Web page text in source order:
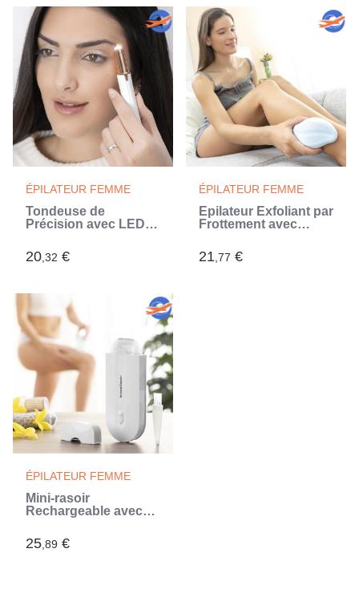
ÉPILATEUR FEMME
Tondeuse de
Précision avec LED
InnovaGoods
20,32 €
ÉPILATEUR FEMME
Épilateur Exfoliant par
Frottement avec
InnovaGoods
21,77 €
ÉPILATEUR FEMME
Mini-rasoir
Rechargeable avec
InnovaGoods
25,89 €